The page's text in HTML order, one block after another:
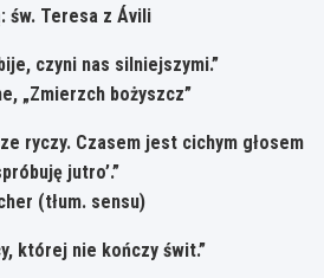
św. Teresa z Ávili
czyni nas silniejszymi.”
„Zmierzch bożyszcz”
ryczy. Czasem jest cichym głosem
jutro’.”
(tłum. sensu)
której nie kończy świt.”